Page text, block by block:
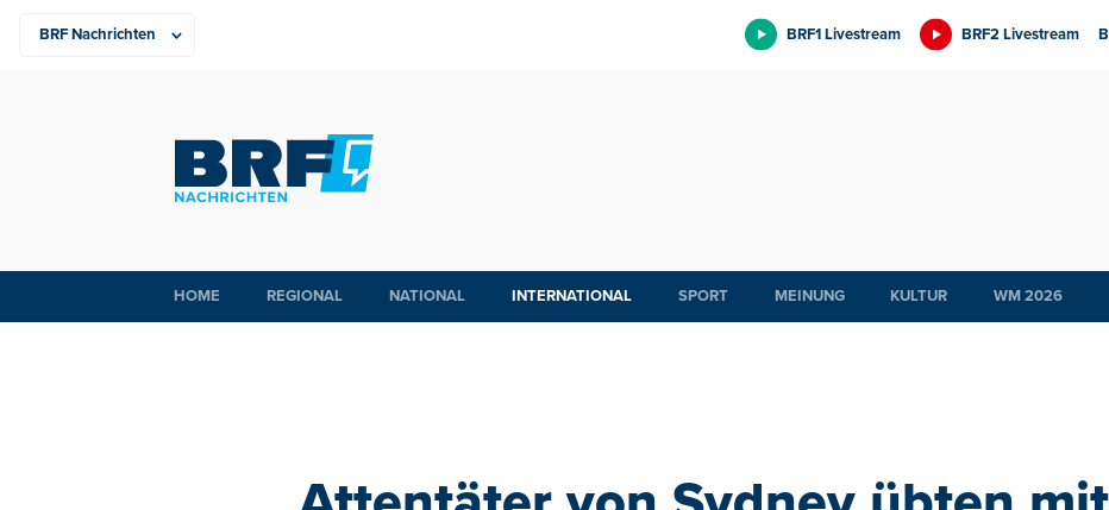
BRF1 Livestream BRF2 Livestream
HOME REGIONAL NATIONAL INTERNATIONAL SPORT MEINUNG KULTUR WM 2026